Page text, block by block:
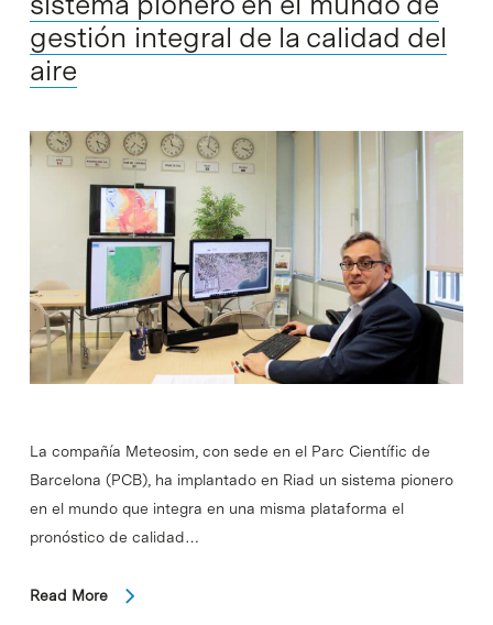
gestión integral de la calidad del
aire
La compañía Meteosim, con sede en el Parc Científic de
Barcelona (PCB), ha implantado en Riad un sistema pionero
en el mundo que integra en una misma plataforma el
pronóstico de calidad…
Read More